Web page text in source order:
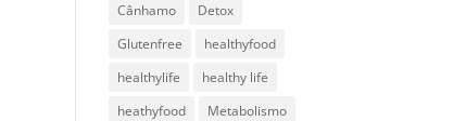
Cânhamo
Detox
Glutenfree
healthyfood
healthylife
healthy life
heathyfood
Metabolismo